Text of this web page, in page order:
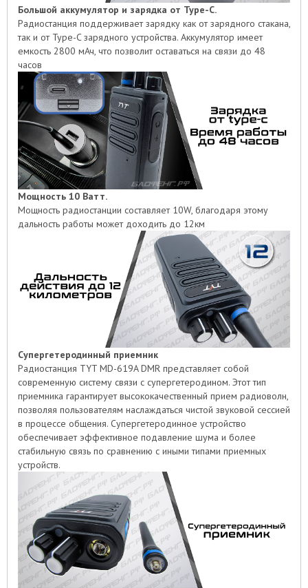
Большой аккумулятор и зарядка от Type-C.
Радиостанция поддерживает зарядку как от зарядного стакана,
так и от Type-C зарядного устройства. Аккумулятор имеет
емкость 2800 мАч, что позволит оставаться на связи до 48
часов
Мощность 10 Ватт.
Мощность радиостанции составляет 10W, благодаря этому
дальность работы может доходить до 12км
Супергетеродинный приемник
Радиостанция TYT MD-619A DMR представляет собой
современную систему связи с супергетеродином. Этот тип
приемника гарантирует высококачественный прием радиоволн,
позволяя пользователям наслаждаться чистой звуковой сессией
в процессе общения. Супергетеродинное устройство
обеспечивает эффективное подавление шума и более
стабильную связь по сравнению с иными типами приемных
устройств.